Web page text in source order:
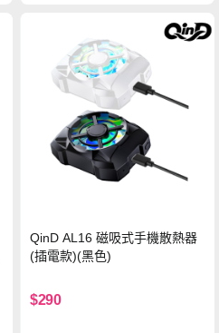
QinD AL16 磁吸式手機散熱器
(插電款)(黑色)
$290